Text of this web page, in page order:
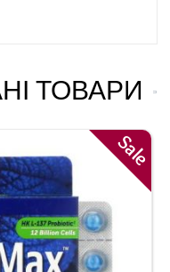
ТОВАРИ
Sale